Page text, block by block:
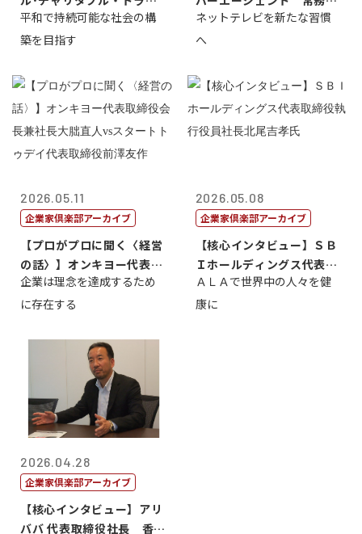
ト財団会長 マ...
平和で持続可能な社会の構
築を目指す
締役 小池政...
ネットテレビを新たな習慣
へ
2026.05.11
企業家倶楽部アーカイブ
【プロがプロに聞く〈経営
の話〉】オンキヨー代表取
締役会長兼社...
企業は理念を達成するため
に存在する
2026.05.08
企業家倶楽部アーカイブ
【核心インタビュー】ＳＢ
Ｉホールディングス代表取
締役執行役員...
ＡＬＡで世界中の人々を健
康に
2026.04.28
企業家倶楽部アーカイブ
【核心インタビュー】アリ
ババ 代表取締役社長 香